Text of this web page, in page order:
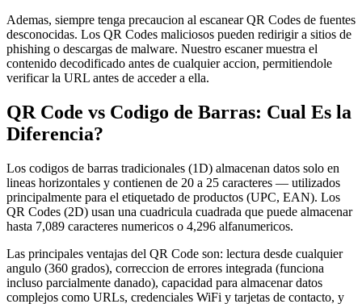
Ademas, siempre tenga precaucion al escanear QR Codes de fuentes
desconocidas. Los QR Codes maliciosos pueden redirigir a sitios de
phishing o descargas de malware. Nuestro escaner muestra el
contenido decodificado antes de cualquier accion, permitiendole
verificar la URL antes de acceder a ella.
QR Code vs Codigo de Barras: Cual Es la
Diferencia?
Los codigos de barras tradicionales (1D) almacenan datos solo en
lineas horizontales y contienen de 20 a 25 caracteres — utilizados
principalmente para el etiquetado de productos (UPC, EAN). Los
QR Codes (2D) usan una cuadricula cuadrada que puede almacenar
hasta 7,089 caracteres numericos o 4,296 alfanumericos.
Las principales ventajas del QR Code son: lectura desde cualquier
angulo (360 grados), correccion de errores integrada (funciona
incluso parcialmente danado), capacidad para almacenar datos
complejos como URLs, credenciales WiFi y tarjetas de contacto, y